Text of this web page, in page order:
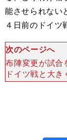
能させられない
４日前のドイツ
次のページへ
布陣変更が試
ドイツ戦と大
その試合で受け
あり、日本は